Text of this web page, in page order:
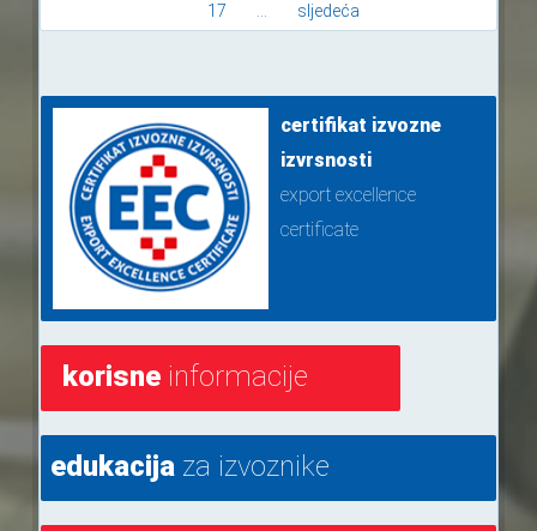
17
sljedeća
certifikat izvozne
izvrsnosti
export excellence
certificate
korisneinformacije
edukacijaza izvoznike